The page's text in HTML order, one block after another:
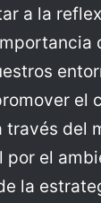
a la
el
través del
por el
la